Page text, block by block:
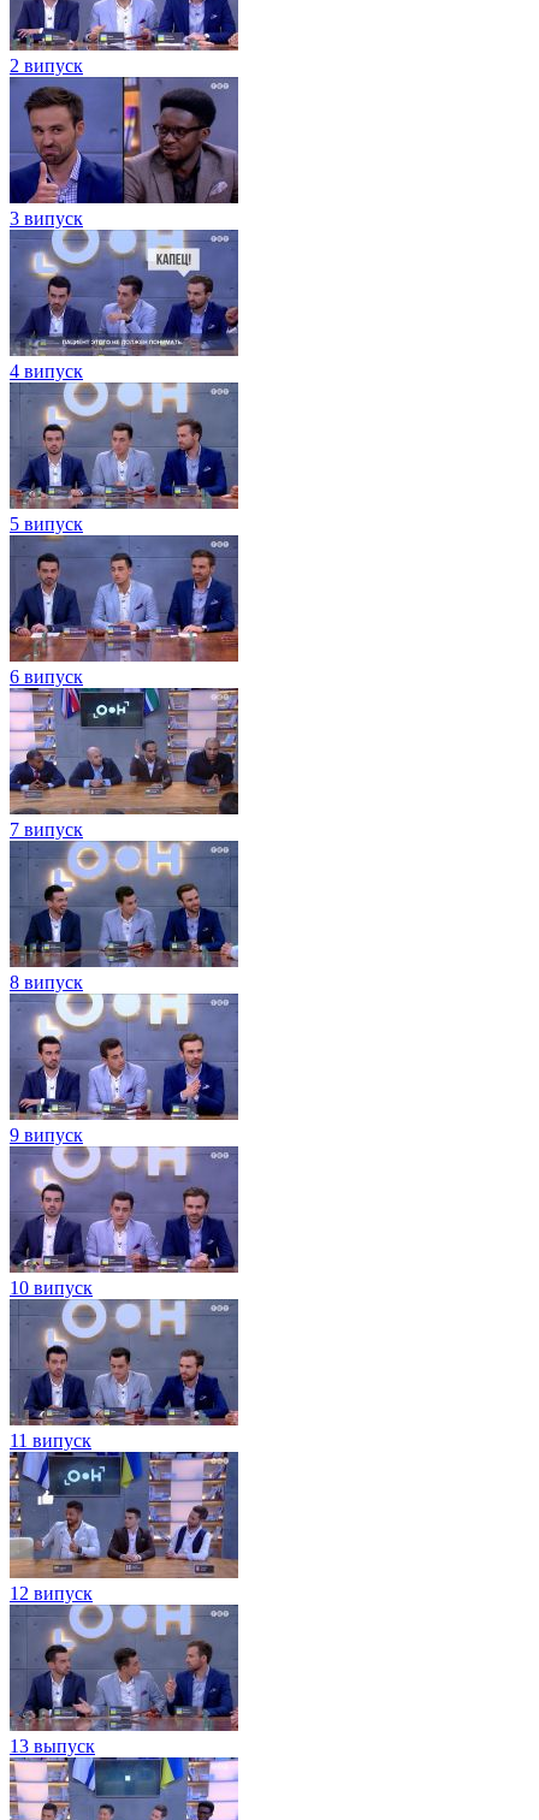
2 випуск
3 випуск
4 випуск
5 випуск
6 випуск
7 випуск
8 випуск
9 випуск
10 випуск
11 випуск
12 випуск
13 выпуск